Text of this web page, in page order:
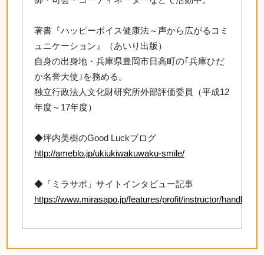
著書『ハッピーボイス健康法～声から広がるコミ
ュニケーション』（あいり出版）
自身の出身地・兵庫県豊岡市日高町の｢兵庫ひだ
か名誉大使｣を務める。
独立行政法人文化財研究所外部評価委員（平成12
年度～17年度）
◆坪内美樹のGood Luckブログ
http://ameblo.jp/ukiukiwakuwaku-smile/
◆「ミラサポ」サイトインタビュー記事
https://www.mirasapo.jp/features/profit/instructor/